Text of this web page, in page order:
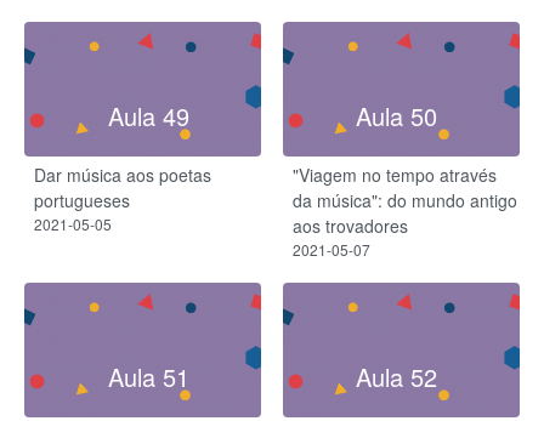
Aula 49
Dar música aos poetas
portugueses
2021-05-05
Aula 50
"Viagem no tempo através
da música": do mundo antigo
aos trovadores
2021-05-07
Aula 51 Aula 52